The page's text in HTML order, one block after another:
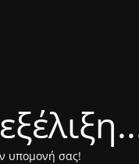
υπομονή σας!